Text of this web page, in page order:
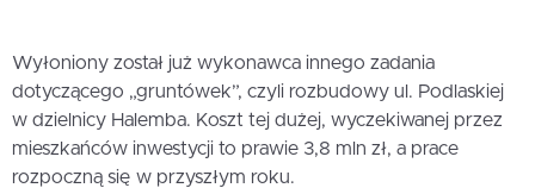
Wyłoniony został już wykonawca innego zadania
dotyczącego „gruntówek”, czyli rozbudowy ul. Podlaskiej
w dzielnicy Halemba. Koszt tej dużej, wyczekiwanej przez
mieszkańców inwestycji to prawie 3,8 mln zł, a prace
rozpoczną się w przyszłym roku.